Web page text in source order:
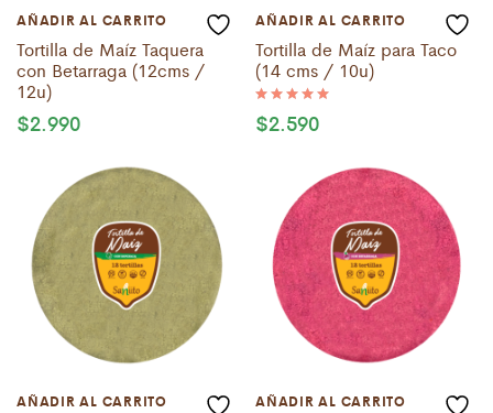
AÑADIR AL CARRITO
Tortilla de Maíz Taquera
con Betarraga (12cms /
12u)
$2.990
AÑADIR AL CARRITO
Tortilla de Maíz para Taco
(14 cms / 10u)
Valorado
con
$2.590
AÑADIR AL CARRITO AÑADIR AL CARRITO